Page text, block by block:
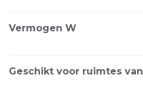
Vermogen W
Geschikt voor ruimtes van